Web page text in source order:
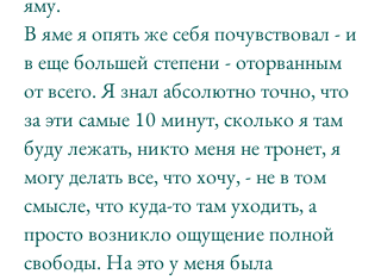
В яме я опять же себя почувствовал - и
в еще большей степени - оторванным
от всего. Я знал абсолютно точно, что
за эти самые 10 минут, сколько я там
буду лежать, никто меня не тронет, я
могу делать все, что хочу, - не в том
смысле, что куда-то там уходить, а
просто возникло ощущение полной
свободы. На это у меня была